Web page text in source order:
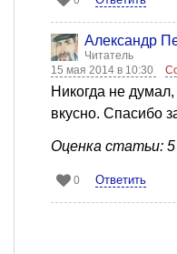
Александр
Читатель
15 мая 2014 в 10:30
Никогда не
вкусно. Спасибо
Оценка статьи: 5
0 Ответить